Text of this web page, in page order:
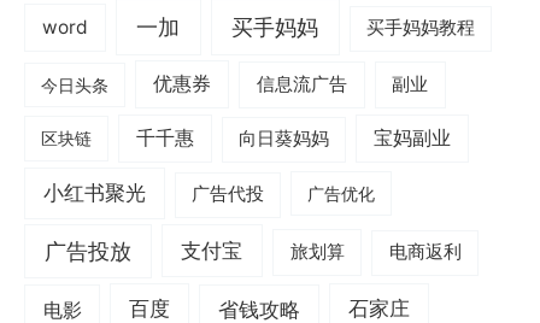
word 一加 买手妈妈 买手妈妈教程
今日头条 优惠券 信息流广告 副业
区块链 千千惠 向日葵妈妈 宝妈副业
小红书聚光 广告代投 广告优化
广告投放 支付宝 旅划算 电商返利
电影 百度 省钱攻略 石家庄